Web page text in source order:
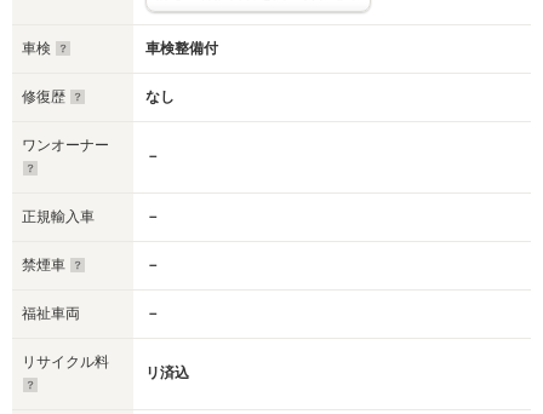
車検 車検整備付
修復歴 なし
ワンオーナー
－
正規輸入車 －
禁煙車 －
福祉車両 －
リサイクル料
リ済込